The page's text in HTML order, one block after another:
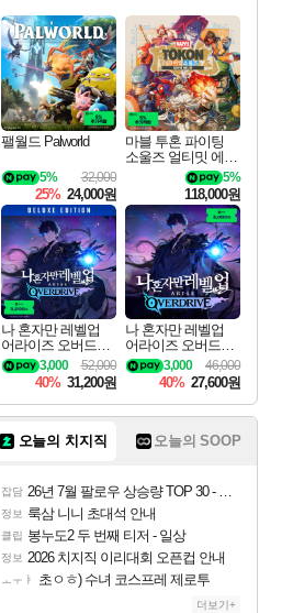
최대 90% 할인가를 만나보세요!
네이버혜택과 함께 만나보세요!
50%할인&추가 적립까지!
네이버 혜택가와 함께 예약하세요!
할인&네이버혜택으로 만나보세요!
네이버페이 혜택과 만나보세요!
40주년 프로모션으로 만나보세요!
네이버 포인트 혜택까지!
할인가에 만나보세요!
일부 에디션 상시 할인!
혜택으로 예약 판매 중
편안하게 충전하세요
팰월드 Palworld
32,000
5%
25% 24,000원
마블 투혼 파이팅
소울즈 얼티밋 에디
션 예약구매 MARV
EL Tokon Fighting S
ouls Ultimate Edition
Pre-Purchase
5%
118,000원
나 혼자만 레벨업
어라이즈 오버드라
이브 디럭스 에디션
Solo Leveling Arise
Overdrive Deluxe Edi
tion
52,000
3,000
40% 31,200원
나 혼자만 레벨업
어라이즈 오버드라
이브 Solo Leveling A
rise
46,000
3,000
40% 27,600원
오늘의 치지직 오늘의 SOOP
잡담 26년 7월 팔로우 상승량 TOP 30 - 월간 치지직
정보 룩삼 니니 초대석 안내
클립 봉누도2 두 번째 티저 - 일상
정보 2026 치지직 이리대회 오픈컵 안내
ㅗㅜㅑ 초ㅇㅎ) 수녀 코스프레 제로투
더보기+